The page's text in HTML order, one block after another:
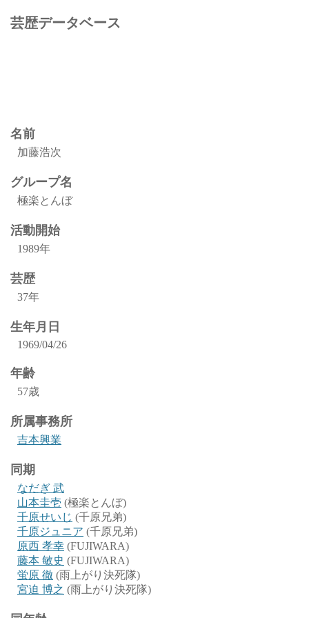
芸歴データベース
名前
加藤浩次
グループ名
極楽とんぼ
活動開始
1989年
芸歴
37年
生年月日
1969/04/26
年齢
57歳
所属事務所
吉本興業
同期
なだぎ 武
山本圭壱 (極楽とんぼ)
千原せいじ (千原兄弟)
千原ジュニア (千原兄弟)
原西 孝幸 (FUJIWARA)
藤本 敏史 (FUJIWARA)
蛍原 徹 (雨上がり決死隊)
宮迫 博之 (雨上がり決死隊)